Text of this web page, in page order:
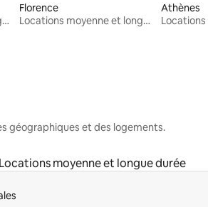
Locations moyenne et longue durée
Florence
Locations moyenne et longue durée
Athènes
géographiques et des logements.
Locations moyenne et longue durée